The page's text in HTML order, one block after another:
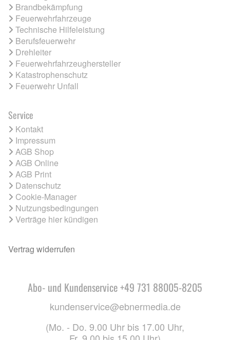
Brandbekämpfung
Feuerwehrfahrzeuge
Technische Hilfeleistung
Berufsfeuerwehr
Drehleiter
Feuerwehrfahrzeughersteller
Katastrophenschutz
Feuerwehr Unfall
Service
Kontakt
Impressum
AGB Shop
AGB Online
AGB Print
Datenschutz
Cookie-Manager
Nutzungsbedingungen
Verträge hier kündigen
Vertrag widerrufen
Abo- und Kundenservice +49 731 88005-8205
kundenservice@ebnermedia.de
(Mo. - Do. 9.00 Uhr bis 17.00 Uhr,